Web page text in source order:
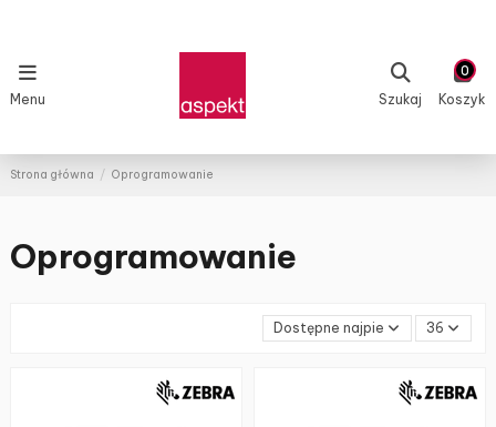
Menu Szukaj
0
Koszyk
Strona główna Oprogramowanie
Oprogramowanie
Dostępne najpierw 36